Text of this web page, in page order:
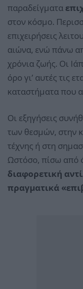
παραδείγματα
στον κόσμο.
επιχειρήσεις
αιώνα, ενώ πάνω
χρόνια ζωής. Οι
όρο γι’ αυτές τις
καταστήματα που
Οι εξηγήσεις
των θεσμών, στην
τέχνης ή στη
Ωστόσο, πίσω από
διαφορετική
πραγματικά